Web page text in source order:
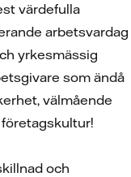
värdefulla
arbetsvardag
yrkesmässig
som ändå
välmående
och